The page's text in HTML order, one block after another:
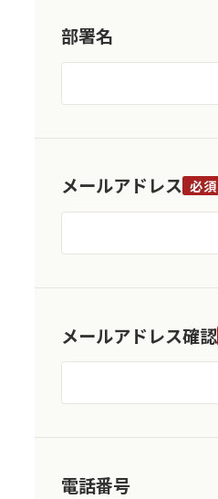
部署名
メールアドレス 必須
メールアドレス確認
電話番号